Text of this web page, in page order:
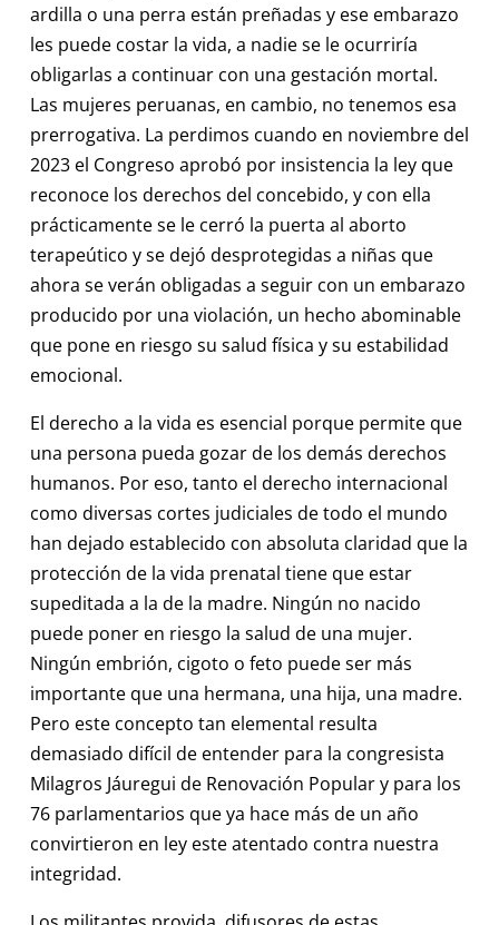
ardilla o una perra están preñadas y ese embarazo
les puede costar la vida, a nadie se le ocurriría
obligarlas a continuar con una gestación mortal.
Las mujeres peruanas, en cambio, no tenemos esa
prerrogativa. La perdimos cuando en noviembre del
2023 el Congreso aprobó por insistencia la ley que
reconoce los derechos del concebido, y con ella
prácticamente se le cerró la puerta al aborto
terapeútico y se dejó desprotegidas a niñas que
ahora se verán obligadas a seguir con un embarazo
producido por una violación, un hecho abominable
que pone en riesgo su salud física y su estabilidad
emocional.
El derecho a la vida es esencial porque permite que
una persona pueda gozar de los demás derechos
humanos. Por eso, tanto el derecho internacional
como diversas cortes judiciales de todo el mundo
han dejado establecido con absoluta claridad que la
protección de la vida prenatal tiene que estar
supeditada a la de la madre. Ningún no nacido
puede poner en riesgo la salud de una mujer.
Ningún embrión, cigoto o feto puede ser más
importante que una hermana, una hija, una madre.
Pero este concepto tan elemental resulta
demasiado difícil de entender para la congresista
Milagros Jáuregui de Renovación Popular y para los
76 parlamentarios que ya hace más de un año
convirtieron en ley este atentado contra nuestra
integridad.